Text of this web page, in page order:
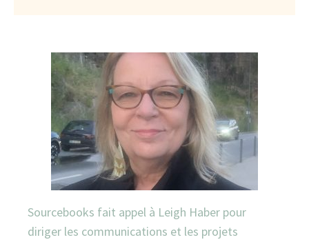
Sourcebooks fait appel à Leigh Haber pour
diriger les communications et les projets